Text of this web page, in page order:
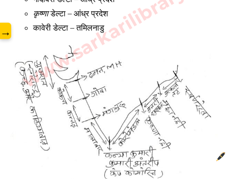
कृष्णा डेल्टा – आंध्र प्रदेश
कावेरी डेल्टा – तमिलनाडु
www.sarkarilibrary.in
→